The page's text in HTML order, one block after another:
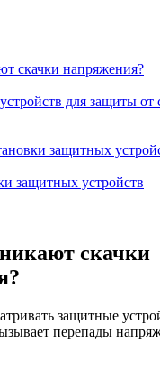
скачки напряжения?
для защиты от
защитных
защитных устройств
скачки
защитные
перепады